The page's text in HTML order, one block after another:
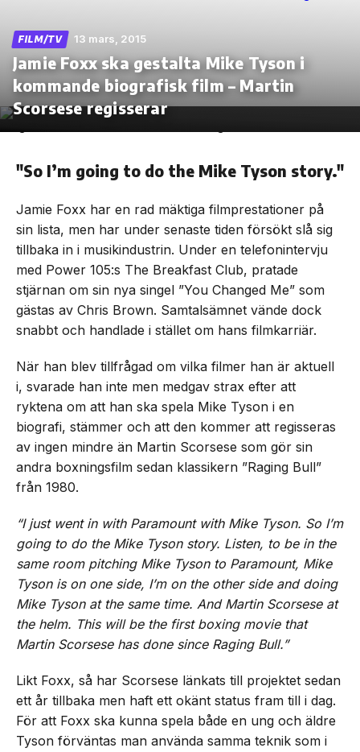
Skip
the
FILM/TV 13 mars, 2015
Jamie Foxx ska gestalta Mike Tyson i
kommande biografisk film – Martin
Scorsese regisserar
"So I’m going to do the Mike Tyson story."
Jamie Foxx har en rad mäktiga filmprestationer på
sin lista, men har under senaste tiden försökt slå sig
tillbaka in i musikindustrin. Under en telefonintervju
med Power 105:s The Breakfast Club, pratade
stjärnan om sin nya singel ”You Changed Me” som
gästas av Chris Brown. Samtalsämnet vände dock
snabbt och handlade i stället om hans filmkarriär.
När han blev tillfrågad om vilka filmer han är aktuell
i, svarade han inte men medgav strax efter att
ryktena om att han ska spela Mike Tyson i en
biografi, stämmer och att den kommer att regisseras
av ingen mindre än Martin Scorsese som gör sin
andra boxningsfilm sedan klassikern ”Raging Bull”
från 1980.
“I just went in with Paramount with Mike Tyson. So I’m
going to do the Mike Tyson story. Listen, to be in the
same room pitching Mike Tyson to Paramount, Mike
Tyson is on one side, I’m on the other side and doing
Mike Tyson at the same time. And Martin Scorsese at
the helm. This will be the first boxing movie that
Martin Scorsese has done since Raging Bull.”
Likt Foxx, så har Scorsese länkats till projektet sedan
ett år tillbaka men haft ett okänt status fram till i dag.
För att Foxx ska kunna spela både en ung och äldre
Tyson förväntas man använda samma teknik som i